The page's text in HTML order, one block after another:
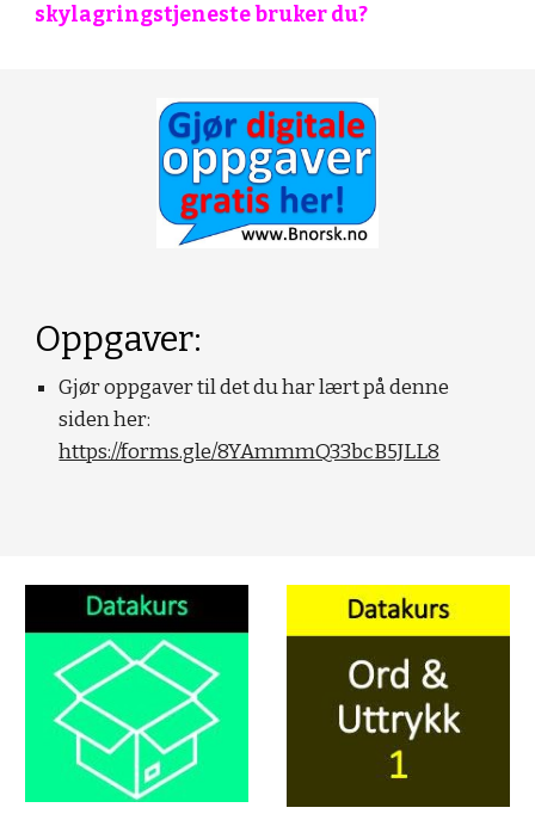
skylagringstjeneste bruker du?
Oppgaver:
Gjør oppgaver til det du har lært på denne
https://forms.gle/8YAmmmQ33bcB5JLL8